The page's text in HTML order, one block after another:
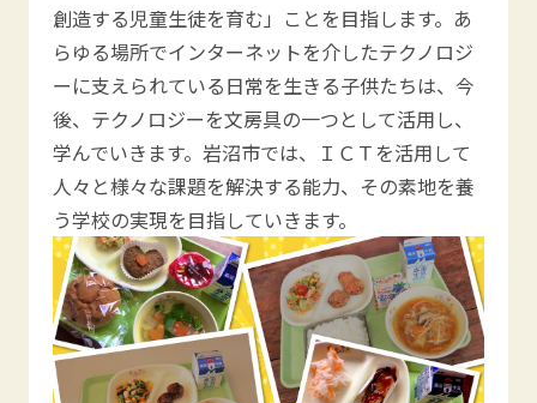
創造する児童生徒を育む」ことを目指します。あ
らゆる場所でインターネットを介したテクノロジ
ーに支えられている日常を生きる子供たちは、今
後、テクノロジーを文房具の一つとして活用し、
学んでいきます。岩沼市では、ＩＣＴを活用して
人々と様々な課題を解決する能力、その素地を養
う学校の実現を目指していきます。